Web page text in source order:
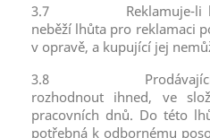
3.7 Reklamuje-li
neběží lhůta pro reklamaci
v opravě, a kupující jej
3.8
rozhodnout ihned, ve
pracovních dnů. Do této
potřebná k odbornému